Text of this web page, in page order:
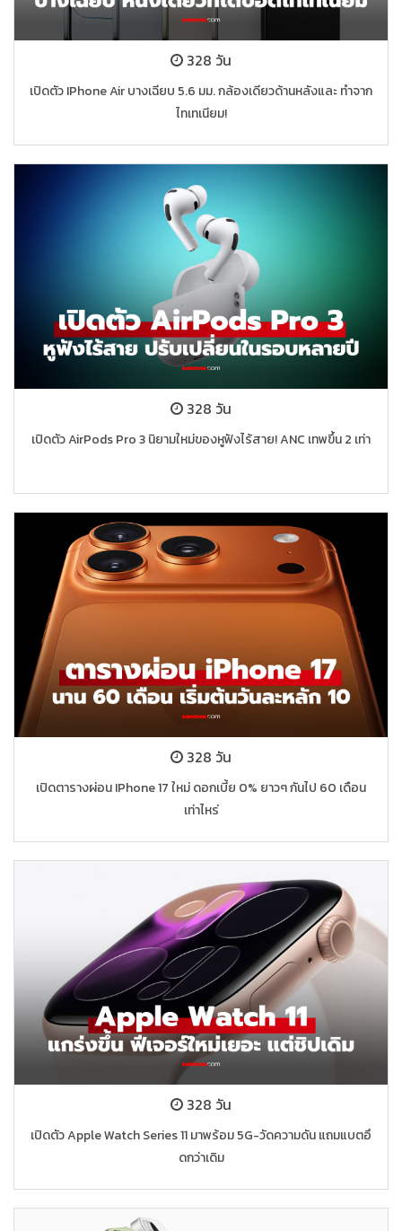
328 วัน
เปิดตัว IPhone Air บางเฉียบ 5.6 มม. กล้องเดียวด้านหลังและ ทำจาก
ไทเทเนียม!
328 วัน
เปิดตัว AirPods Pro 3 นิยามใหม่ของหูฟังไร้สาย! ANC เทพขึ้น 2 เท่า
328 วัน
เปิดตารางผ่อน IPhone 17 ใหม่ ดอกเบี้ย 0% ยาวๆ กันไป 60 เดือน
เท่าไหร่
328 วัน
เปิดตัว Apple Watch Series 11 มาพร้อม 5G-วัดความดัน แถมแบตอึ
ดกว่าเดิม